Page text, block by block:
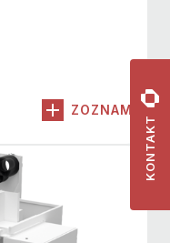
KONTAKT
ZOZNAM